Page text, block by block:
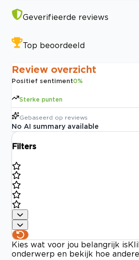
Geverifieerde reviews
Top beoordeeld
Review overzicht
Positief sentiment0%
Sterke punten
Gebaseerd op reviews
No AI summary available
Filters
Kies wat voor jou belangrijk is
onderwerp en bekijk hoe